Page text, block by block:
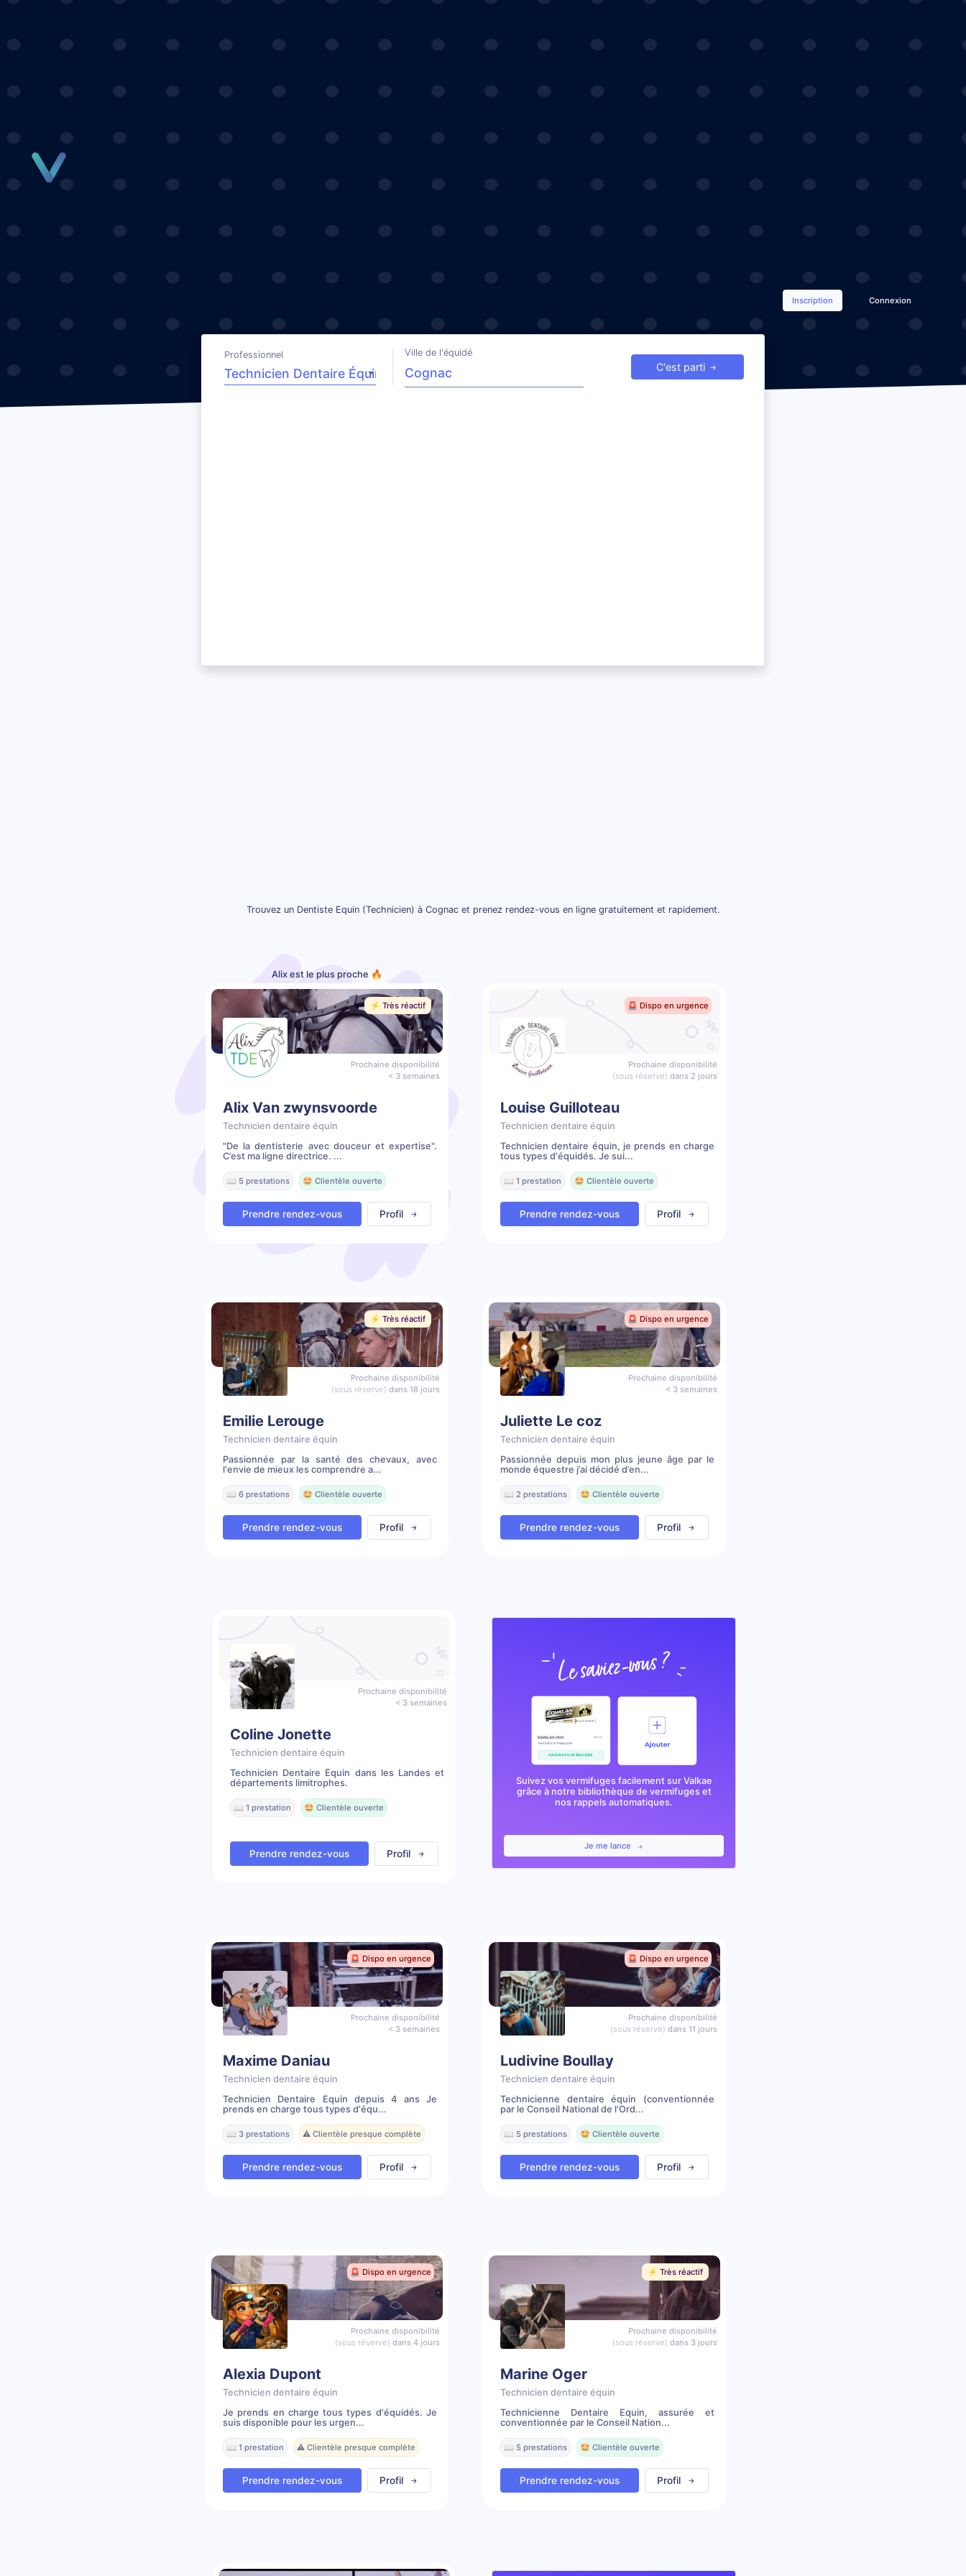
Inscription Connexion
Professionnel Ville de l'équidé
C'est parti
Trouvez un Dentiste Equin (Technicien) à Cognac et prenez rendez-vous en ligne gratuitement et rapidement.
Alix est le plus proche 🔥
⚡️ Très réactif
Prochaine disponibilité
< 3 semaines
Alix Van zwynsvoorde
Technicien dentaire équin
"De la dentisterie avec douceur et expertise".
C’est ma ligne directrice. ...
📖 5 prestations 🤩 Clientèle ouverte
Prendre rendez-vous Profil
🚨 Dispo en urgence
Prochaine disponibilité
(sous réserve) dans 2 jours
Louise Guilloteau
Technicien dentaire équin
Technicien dentaire équin, je prends en charge
tous types d'équidés. Je sui...
📖 1 prestation 🤩 Clientèle ouverte
Prendre rendez-vous Profil
⚡️ Très réactif
Prochaine disponibilité
(sous réserve) dans 18 jours
Emilie Lerouge
Technicien dentaire équin
Passionnée par la santé des chevaux, avec
l'envie de mieux les comprendre a...
📖 6 prestations 🤩 Clientèle ouverte
Prendre rendez-vous Profil
🚨 Dispo en urgence
Prochaine disponibilité
< 3 semaines
Juliette Le coz
Technicien dentaire équin
Passionnée depuis mon plus jeune âge par le
monde équestre j’ai décidé d’en...
📖 2 prestations 🤩 Clientèle ouverte
Prendre rendez-vous Profil
Prochaine disponibilité
< 3 semaines
Coline Jonette
Technicien dentaire équin
Technicien Dentaire Équin dans les Landes et
départements limitrophes.
📖 1 prestation 🤩 Clientèle ouverte
Prendre rendez-vous Profil
Suivez vos vermifuges facilement sur Valkae
grâce à notre bibliothèque de vermifuges et
nos rappels automatiques.
Je me lance
🚨 Dispo en urgence
Prochaine disponibilité
< 3 semaines
Maxime Daniau
Technicien dentaire équin
Technicien Dentaire Équin depuis 4 ans Je
prends en charge tous types d'équ...
📖 3 prestations ⚠️ Clientèle presque complète
Prendre rendez-vous Profil
🚨 Dispo en urgence
Prochaine disponibilité
(sous réserve) dans 11 jours
Ludivine Boullay
Technicien dentaire équin
Technicienne dentaire équin (conventionnée
par le Conseil National de l'Ord...
📖 5 prestations 🤩 Clientèle ouverte
Prendre rendez-vous Profil
🚨 Dispo en urgence
Prochaine disponibilité
(sous réserve) dans 4 jours
Alexia Dupont
Technicien dentaire équin
Je prends en charge tous types d'équidés. Je
suis disponible pour les urgen...
📖 1 prestation ⚠️ Clientèle presque complète
Prendre rendez-vous Profil
⚡️ Très réactif
Prochaine disponibilité
(sous réserve) dans 3 jours
Marine Oger
Technicien dentaire équin
Technicienne Dentaire Equin, assurée et
conventionnée par le Conseil Nation...
📖 5 prestations 🤩 Clientèle ouverte
Prendre rendez-vous Profil